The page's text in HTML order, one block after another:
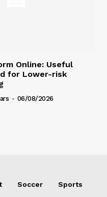
Online: Useful
for Lower-risk
- 06/08/2026
Soccer Sports